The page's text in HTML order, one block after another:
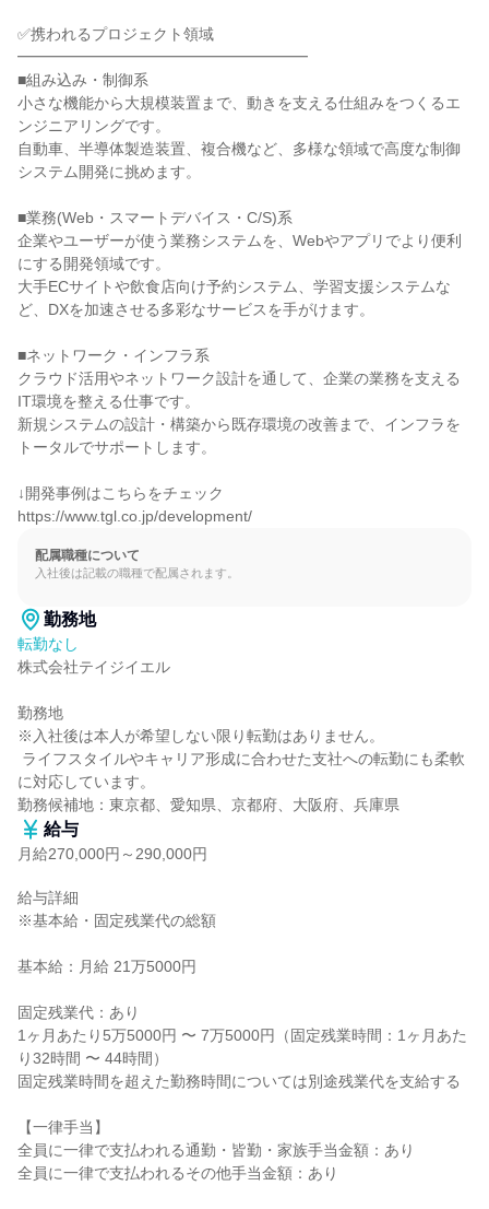
✅携われるプロジェクト領域
━━━━━━━━━━━━━━━━━━━
■組み込み・制御系
小さな機能から大規模装置まで、動きを支える仕組みをつくるエ
ンジニアリングです。
自動車、半導体製造装置、複合機など、多様な領域で高度な制御
システム開発に挑めます。
■業務(Web・スマートデバイス・C/S)系
企業やユーザーが使う業務システムを、Webやアプリでより便利
にする開発領域です。
大手ECサイトや飲食店向け予約システム、学習支援システムな
ど、DXを加速させる多彩なサービスを手がけます。
■ネットワーク・インフラ系
クラウド活用やネットワーク設計を通して、企業の業務を支える
IT環境を整える仕事です。
新規システムの設計・構築から既存環境の改善まで、インフラを
トータルでサポートします。
↓開発事例はこちらをチェック
https://www.tgl.co.jp/development/
配属職種について
入社後は記載の職種で配属されます。
勤務地
転勤なし
株式会社テイジイエル
勤務地
※入社後は本人が希望しない限り転勤はありません。
に対応しています。
勤務候補地：東京都、愛知県、京都府、大阪府、兵庫県
給与
月給270,000円～290,000円
給与詳細
※基本給・固定残業代の総額
基本給：月給 21万5000円
固定残業代：あり
1ヶ月あたり5万5000円 〜 7万5000円（固定残業時間：1ヶ月あた
り32時間 〜 44時間）
固定残業時間を超えた勤務時間については別途残業代を支給する
【一律手当】
全員に一律で支払われる通勤・皆勤・家族手当金額：あり
全員に一律で支払われるその他手当金額：あり